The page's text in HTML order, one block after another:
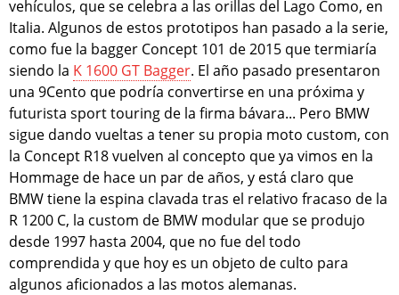
vehículos, que se celebra a las orillas del Lago Como, en
Italia. Algunos de estos prototipos han pasado a la serie,
como fue la bagger Concept 101 de 2015 que termiaría
siendo la K 1600 GT Bagger. El año pasado presentaron
una 9Cento que podría convertirse en una próxima y
futurista sport touring de la firma bávara... Pero BMW
sigue dando vueltas a tener su propia moto custom, con
la Concept R18 vuelven al concepto que ya vimos en la
Hommage de hace un par de años, y está claro que
BMW tiene la espina clavada tras el relativo fracaso de la
R 1200 C, la custom de BMW modular que se produjo
desde 1997 hasta 2004, que no fue del todo
comprendida y que hoy es un objeto de culto para
algunos aficionados a las motos alemanas.